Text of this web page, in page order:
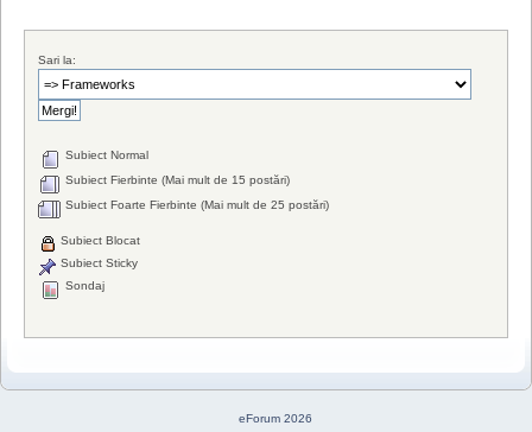
Sari la:
Subiect Normal
Subiect Fierbinte (Mai mult de 15 postări)
Subiect Foarte Fierbinte (Mai mult de 25 postări)
Subiect Blocat
Subiect Sticky
Sondaj
eForum 2026